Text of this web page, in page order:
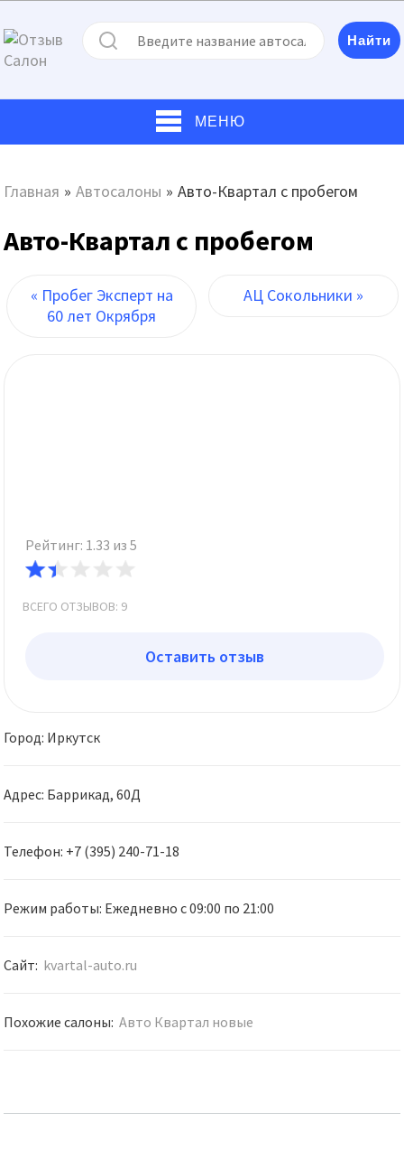
МЕНЮ
Главная » Автосалоны » Авто-Квартал с пробегом
Авто-Квартал с пробегом
« Пробег Эксперт на
60 лет Окрября
АЦ Сокольники »
Город: Иркутск
Адрес: Баррикад, 60Д
Телефон: +7 (395) 240-71-18
Режим работы: Ежедневно с 09:00 по 21:00
Сайт: kvartal-auto.ru
Похожие салоны: Авто Квартал новые
Рейтинг: 1.33 из 5
ВСЕГО ОТЗЫВОВ: 9
Оставить отзыв